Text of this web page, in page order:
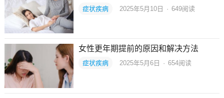
症状疾病 2025年5月10日 · 649阅读
女性更年期提前的原因和解决方法
症状疾病 2025年5月6日 · 654阅读